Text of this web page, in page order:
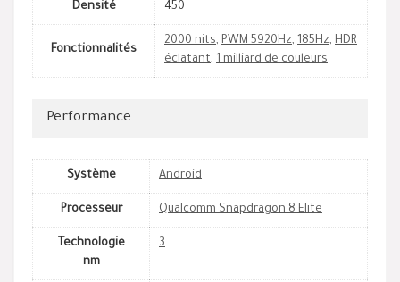
Densité 450
Fonctionnalités
2000 nits, PWM 5920Hz, 185Hz, HDR
éclatant, 1 milliard de couleurs
Performance
Système Android
Processeur Qualcomm Snapdragon 8 Elite
Technologie
nm
3